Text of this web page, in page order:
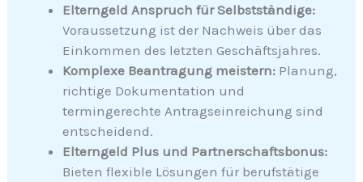
Elterngeld Anspruch für Selbstständige:
Voraussetzung ist der Nachweis über das
Einkommen des letzten Geschäftsjahres.
Komplexe Beantragung meistern: Planung,
richtige Dokumentation und
termingerechte Antragseinreichung sind
entscheidend.
Elterngeld Plus und Partnerschaftsbonus:
Bieten flexible Lösungen für berufstätige